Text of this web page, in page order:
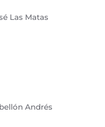
Las Matas
Andrés